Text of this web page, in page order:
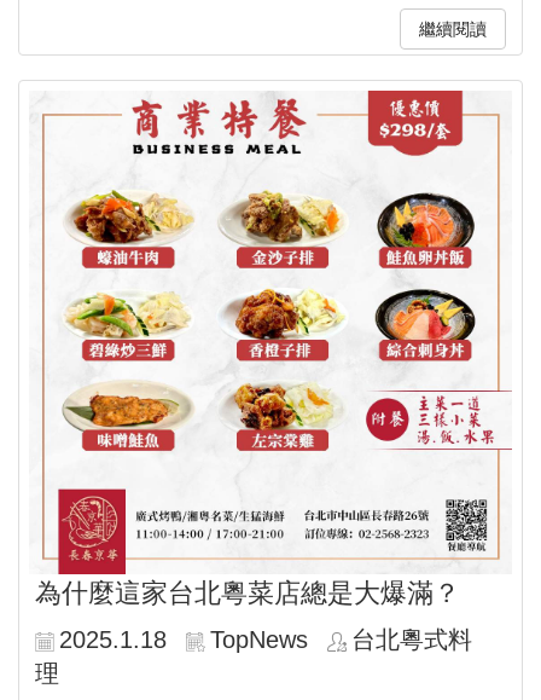
繼續閱讀
為什麼這家台北粵菜店總是大爆滿？
2025.1.18 TopNews
台北粵式料
理